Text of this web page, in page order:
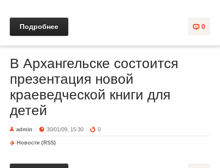
0
Подробнее
В Архангельске состоится
презентация новой
краеведческой книги для
детей
admin 30/01/09, 15:30 0
Новости (RSS)